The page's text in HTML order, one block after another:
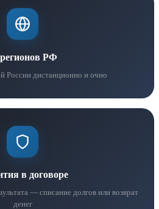
РФ
России дистанционно и очно
в договоре
— списание долгов или возврат
денег